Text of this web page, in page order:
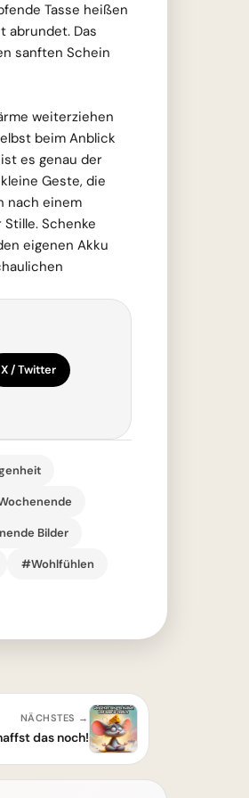
Tasse heißen
abrundet. Das
sanften Schein
weiterziehen
beim Anblick
es genau der
Geste, die
nach einem
Schenke
eigenen Akku
X / Twitter
Bilder
#Wohlfühlen
NÄCHSTES →
das noch!